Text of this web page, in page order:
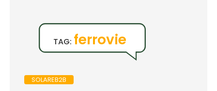
TAG: ferrovie
SOLAREB2B